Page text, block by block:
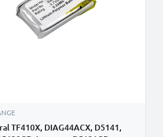
TF410X, DIAG44ACX, D5141,